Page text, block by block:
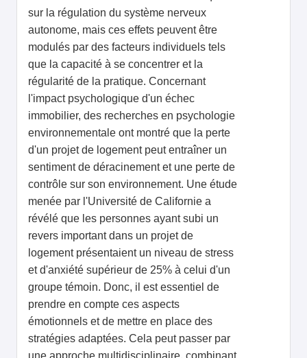
sur la régulation du système nerveux
autonome, mais ces effets peuvent être
modulés par des facteurs individuels tels
que la capacité à se concentrer et la
régularité de la pratique. Concernant
l'impact psychologique d'un échec
immobilier, des recherches en psychologie
environnementale ont montré que la perte
d'un projet de logement peut entraîner un
sentiment de déracinement et une perte de
contrôle sur son environnement. Une étude
menée par l'Université de Californie a
révélé que les personnes ayant subi un
revers important dans un projet de
logement présentaient un niveau de stress
et d'anxiété supérieur de 25% à celui d'un
groupe témoin. Donc, il est essentiel de
prendre en compte ces aspects
émotionnels et de mettre en place des
stratégies adaptées. Cela peut passer par